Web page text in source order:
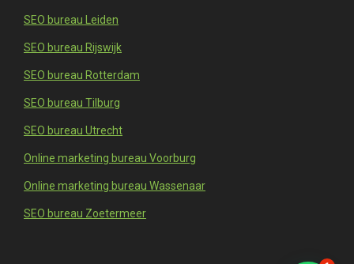
SEO bureau Leiden
SEO bureau Rijswijk
SEO bureau Rotterdam
SEO bureau Tilburg
SEO bureau Utrecht
Online marketing bureau Voorburg
Online marketing bureau Wassenaar
SEO bureau Zoetermeer